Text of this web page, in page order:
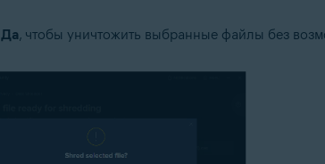
Да, чтобы уничтожить выбранные файлы без